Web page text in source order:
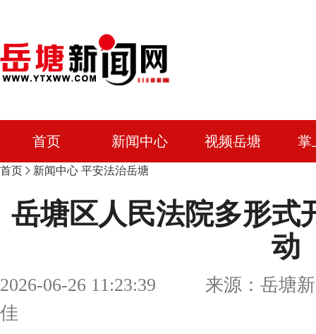
首页 新闻中心 视频岳塘 掌
首页 新闻中心 平安法治岳塘
岳塘区人民法院多形式
动
2026-06-26 11:23:39 来源：岳塘新
佳